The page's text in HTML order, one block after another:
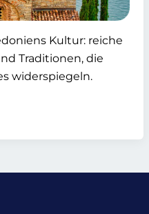
Kultur: reiche
Traditionen, die
widerspiegeln.